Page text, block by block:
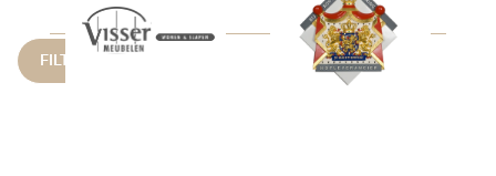
FILTER OPTIONS